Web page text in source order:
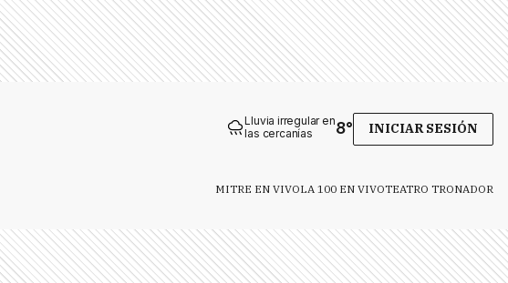
Lluvia irregular en
las cercanías
8° INICIAR SESIÓN
MITRE EN VIVOLA 100 EN VIVOTEATRO TRONADOR